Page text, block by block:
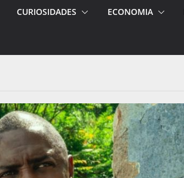
CURIOSIDADES ECONOMIA